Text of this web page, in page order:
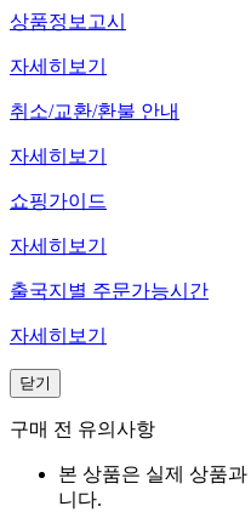
상품정보고시
자세히보기
취소/교환/환불 안내
자세히보기
쇼핑가이드
자세히보기
출국지별 주문가능시간
자세히보기
닫기
구매 전 유의사항
본 상품은 실제 상품
니다.